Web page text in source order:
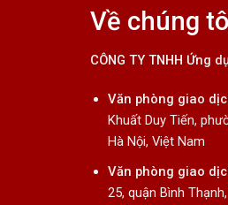
Về chúng
CÔNG TY TNHH Ứng
Văn phòng giao
Khuất Duy Tiến,
Hà Nội, Việt Nam
Văn phòng giao
25, quận Bình